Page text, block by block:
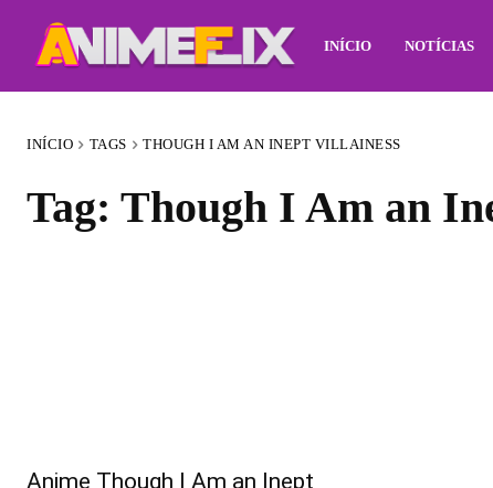
INÍCIO NOTÍCIAS
INÍCIO TAGS THOUGH I AM AN INEPT VILLAINESS
Tag: Though I Am an
Anime Though I Am an Inept